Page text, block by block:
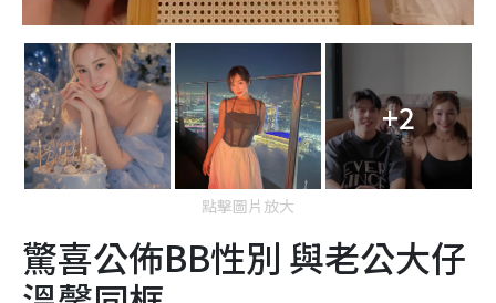
+2
點擊圖片放大
驚喜公佈BB性別 與老公大仔